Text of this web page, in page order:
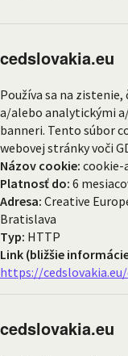
cedslovakia.eu
Používa sa na
a/alebo analytickými
banneri. Tento súbor
webovej stránky voči
Názov cookie: cookie-
Platnosť do: 6
Adresa: Creative
Bratislava
Typ: HTTP
Link (bližšie
https://
cedslovakia.eu